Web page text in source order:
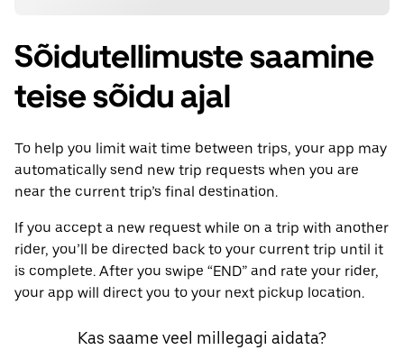
Sõidutellimuste saamine
teise sõidu ajal
To help you limit wait time between trips, your app may
automatically send new trip requests when you are
near the current trip’s final destination.
If you accept a new request while on a trip with another
rider, you’ll be directed back to your current trip until it
is complete. After you swipe “END” and rate your rider,
your app will direct you to your next pickup location.
Kas saame veel millegagi aidata?